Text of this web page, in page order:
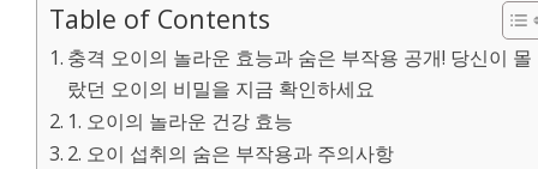
Table of Contents
충격 오이의 놀라운 효능과 숨은 부작용 공개! 당신이 몰
랐던 오이의 비밀을 지금 확인하세요
1. 오이의 놀라운 건강 효능
2. 오이 섭취의 숨은 부작용과 주의사항